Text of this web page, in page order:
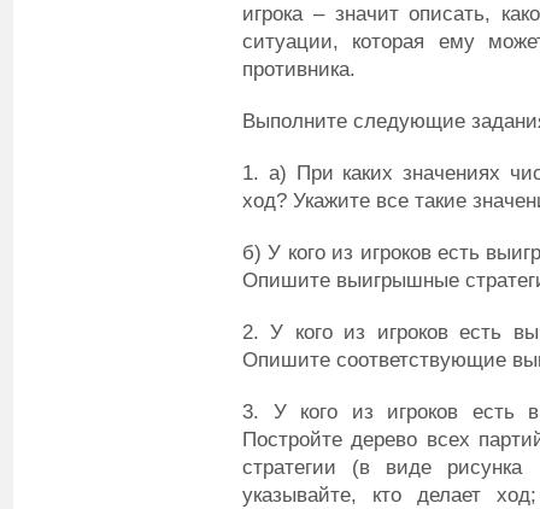
игрока – значит описать,
ситуации, которая ему
противника.
Выполните следующие
1. а) При каких значениях
ход? Укажите все такие
б) У кого из игроков есть
Опишите выигрышные
2. У кого из игроков есть
Опишите соответствующие
3. У кого из игроков есть
Постройте дерево всех
стратегии (в виде
указывайте, кто делает